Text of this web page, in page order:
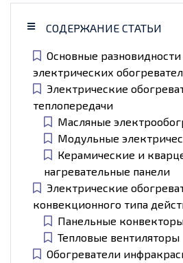
СОДЕРЖАНИЕ СТАТЬИ
Основные
электрических
Электрические
теплопередачи
Масляные
Модульные
Керамические и
нагревательные панели
Электрические
конвекционного типа
Панельные
Тепловые вентиляторы
Обогреватели